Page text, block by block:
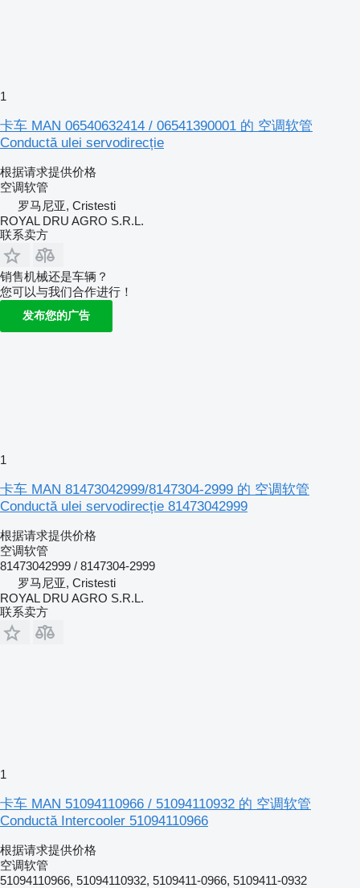
1
卡车 MAN 06540632414 / 06541390001 的 空调软管
Conductă ulei servodirecție
根据请求提供价格
空调软管
罗马尼亚, Cristesti
ROYAL DRU AGRO S.R.L.
联系卖方
销售机械还是车辆？
您可以与我们合作进行！
发布您的广告
1
卡车 MAN 81473042999/8147304-2999 的 空调软管
Conductă ulei servodirecție 81473042999
根据请求提供价格
空调软管
81473042999 / 8147304-2999
罗马尼亚, Cristesti
ROYAL DRU AGRO S.R.L.
联系卖方
1
卡车 MAN 51094110966 / 51094110932 的 空调软管
Conductă Intercooler 51094110966
根据请求提供价格
空调软管
51094110966, 51094110932, 5109411-0966, 5109411-0932